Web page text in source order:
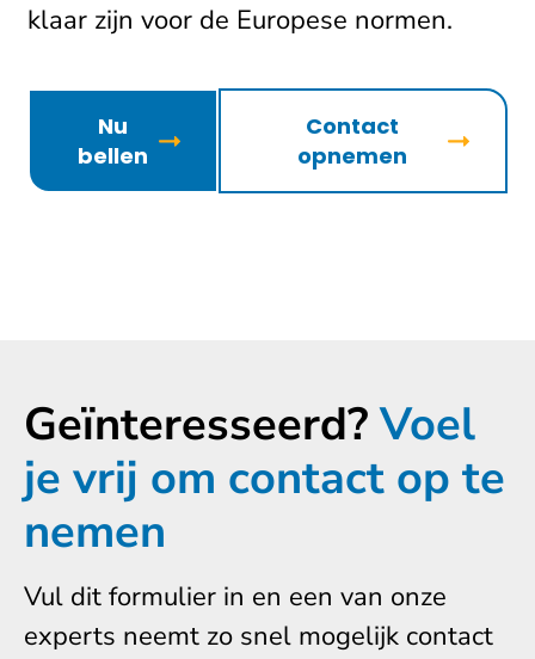
klaar zijn voor de Europese normen.
Nu
bellen
Contact
opnemen
Geïnteresseerd?Voel
je vrij om contact op te
nemen
Vul dit formulier in en een van onze
experts neemt zo snel mogelijk contact